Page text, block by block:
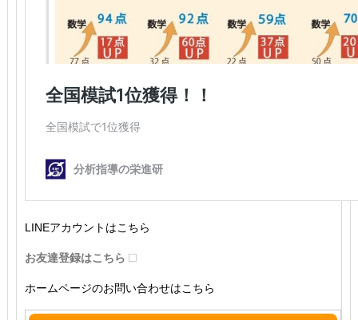
LINEアカウントはこちら
お友達登録はこちら
ホームページのお問い合わせはこちら